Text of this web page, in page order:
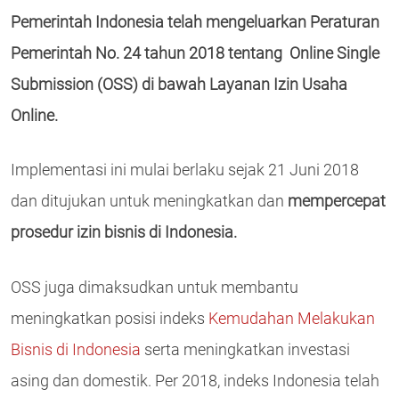
Pemerintah Indonesia telah mengeluarkan Peraturan
Pemerintah No. 24 tahun 2018 tentang Online Single
Submission (OSS) di bawah Layanan Izin Usaha
Online.
Implementasi ini mulai berlaku sejak 21 Juni 2018
dan ditujukan untuk meningkatkan dan mempercepat
prosedur izin bisnis di Indonesia.
OSS juga dimaksudkan untuk membantu
meningkatkan posisi indeks Kemudahan Melakukan
Bisnis di Indonesia serta meningkatkan investasi
asing dan domestik. Per 2018, indeks Indonesia telah